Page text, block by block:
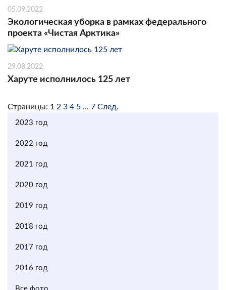
05.09.2022
Экологическая уборка в рамках федерального
проекта «Чистая Арктика»
29.08.2022
Харуте исполнилось 125 лет
Страницы: 1 2 3 4 5 ... 7 След.
2023 год
2022 год
2021 год
2020 год
2019 год
2018 год
2017 год
2016 год